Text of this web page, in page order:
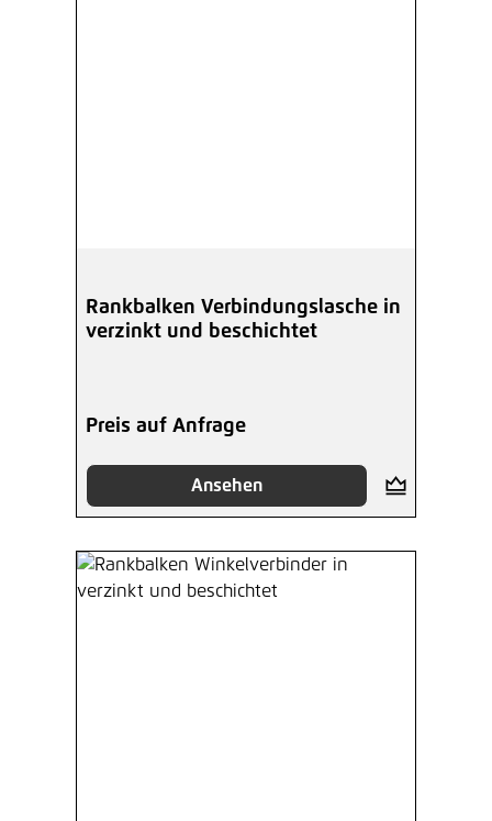
Rankbalken Verbindungslasche in
verzinkt und beschichtet
Preis auf Anfrage
Ansehen